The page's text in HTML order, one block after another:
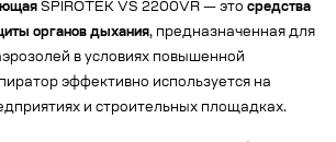
SPIROTEK VS 2200VR — это средства
органов дыхания, предназначенная для
в условиях повышенной
эффективно используется на
и строительных площадках.